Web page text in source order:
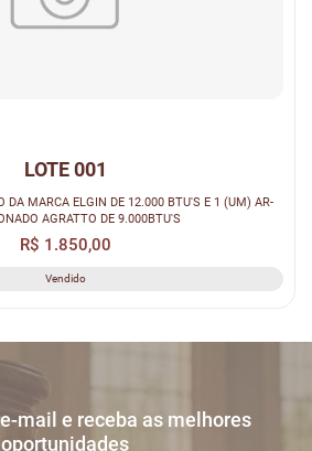
LOTE 001
DA MARCA ELGIN DE 12.000 BTU'S E 1 (UM) AR-
AGRATTO DE 9.000BTU'S
R$ 1.850,00
Vendido
mail e receba as melhores
oportunidades